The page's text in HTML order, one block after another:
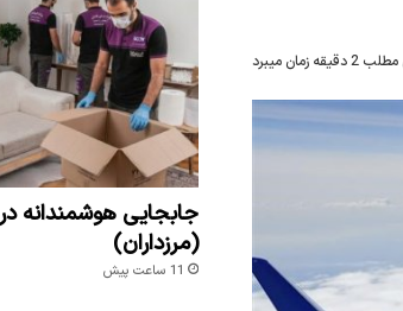
زمان میبرد
جابجایی هوشمندانه
(مرزداران)
11 ساعت پیش